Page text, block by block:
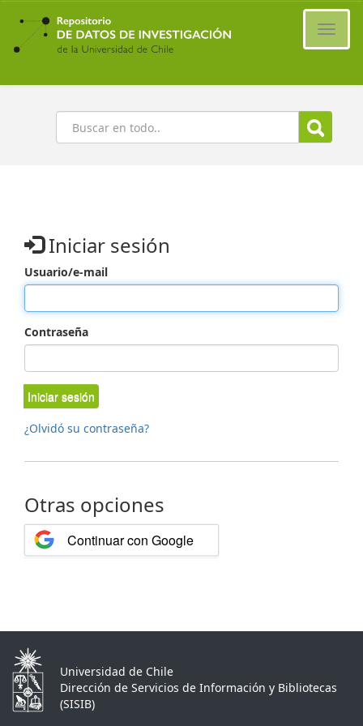
Ir
contenido
principal
Buscar
Iniciar sesión
Usuario/e-mail
Contraseña
Iniciar sesión
¿Olvidó su contraseña?
Otras opciones
Continuar con Google
Universidad de Chile
Dirección de Servicios de Información y Bibliotecas
(SISIB)